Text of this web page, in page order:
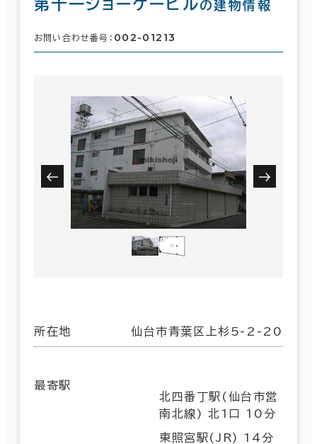
第十一ショーケービルの建物情報
お問い合わせ番号： 002-01213
所在地 仙台市青葉区上杉5-2-20
最寄駅
北四番丁駅(仙台市営
南北線) 北1口 10分
東照宮駅(JR) 14分